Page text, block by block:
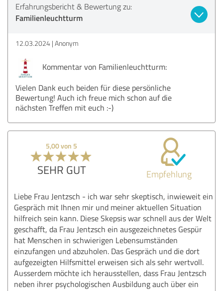
Erfahrungsbericht & Bewertung zu:
Familienleuchtturm
12.03.2024 Anonym
Kommentar von Familienleuchtturm:
Vielen Dank euch beiden für diese persönliche
Bewertung! Auch ich freue mich schon auf die
nächsten Treffen mit euch :-)
5,00 von 5
SEHR GUT Empfehlung
Liebe Frau Jentzsch - ich war sehr skeptisch, inwieweit ein
Gespräch mit Ihnen mir und meiner aktuellen Situation
hilfreich sein kann. Diese Skepsis war schnell aus der Welt
geschafft, da Frau Jentzsch ein ausgezeichnetes Gespür
hat Menschen in schwierigen Lebensumständen
einzufangen und abzuholen. Das Gespräch und die dort
aufgezeigten Hilfsmittel erweisen sich als sehr wertvoll.
Ausserdem möchte ich herausstellen, dass Frau Jentzsch
neben ihrer psychologischen Ausbildung auch über ein